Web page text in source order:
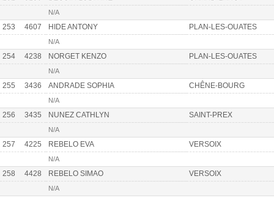
N/A
253 4607 HIDE ANTONY PLAN-LES-OUATES
N/A
254 4238 NORGET KENZO PLAN-LES-OUATES
N/A
255 3436 ANDRADE SOPHIA CHÊNE-BOURG
N/A
256 3435 NUNEZ CATHLYN SAINT-PREX
N/A
257 4225 REBELO EVA VERSOIX
N/A
258 4428 REBELO SIMAO VERSOIX
N/A